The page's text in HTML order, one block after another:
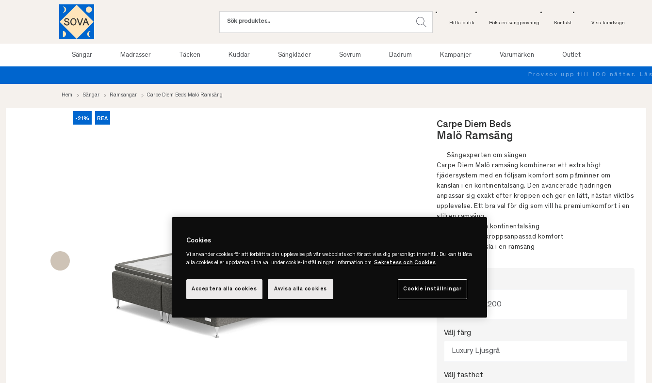
Hitta butik Boka en sängprovning Kontakt Visa kundvagn
Sängar Madrasser Täcken Kuddar Sängkläder Sovrum Badrum Kampanjer Varumärken Outlet
Hem Sängar Ramsängar Carpe Diem Beds Malö Ramsäng
-21% REA
Carpe Diem Beds
Malö Ramsäng
Sängexperten om sängen
Carpe Diem Malö ramsäng kombinerar ett extra högt
fjädersystem med en följsam komfort som påminner om
känslan i en kontinentalsäng. Den avancerade fjädringen
anpassar sig exakt efter kroppen och ger en lätt, nästan viktlös
upplevelse. Ett bra val för dig som vill ha premiumkomfort i en
stilren ramsäng.
Känsla likt en kontinentalsäng
Följsam och kroppsanpassad komfort
Premiumkänsla i en ramsäng
Välj storlek
90x200
Välj färg
Luxury Ljusgrå
Välj fasthet
Cookies
Vi använder cookies för att förbättra din upplevelse på vår webbplats och för att visa dig personligt innehåll. Du kan tillåta
alla cookies eller uppdatera dina val under cookie-inställningar. Information om Sekretess och Cookies
Cookie inställningar
Avvisa alla cookies
Acceptera alla cookies